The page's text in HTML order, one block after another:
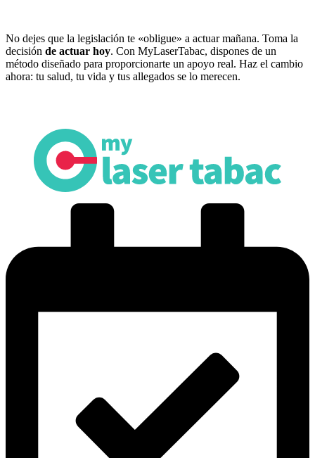
No dejes que la legislación te «obligue» a actuar mañana. Toma la
decisión de actuar hoy. Con MyLaserTabac, dispones de un
método diseñado para proporcionarte un apoyo real. Haz el cambio
ahora: tu salud, tu vida y tus allegados se lo merecen.